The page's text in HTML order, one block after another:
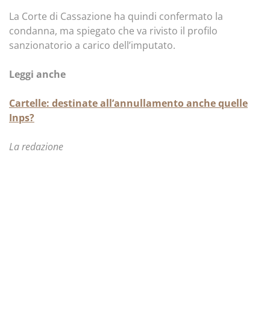
La Corte di Cassazione ha quindi confermato la
condanna, ma spiegato che va rivisto il profilo
sanzionatorio a carico dell’imputato.
Leggi anche
Cartelle: destinate all’annullamento anche quelle
Inps?
La redazione